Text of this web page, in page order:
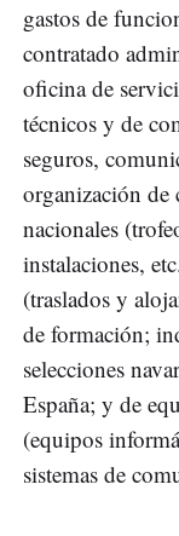
gastos de
contratado
oficina de
técnicos y de
seguros,
organización de
nacionales
instalaciones,
(traslados y
de formación;
selecciones
España; y de
(equipos
sistemas de